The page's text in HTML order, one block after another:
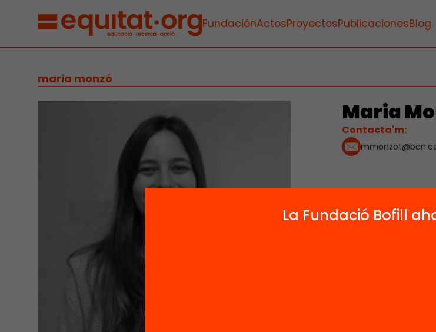
FundaciónActosProyectosPublicacionesBlog
maria monzó
Maria
Contacta'm:
La Fundació Bofill